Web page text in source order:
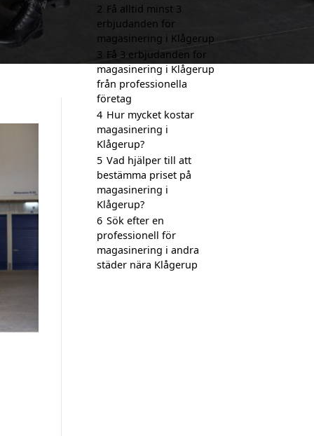
2 Få alltid minst 3
erbjudanden för
magasinering i Klågerup
3 Få 3 erbjudanden för
magasinering i Klågerup
från professionella
företag
4 Hur mycket kostar
magasinering i
Klågerup?
5 Vad hjälper till att
bestämma priset på
magasinering i
Klågerup?
6 Sök efter en
professionell för
magasinering i andra
städer nära Klågerup